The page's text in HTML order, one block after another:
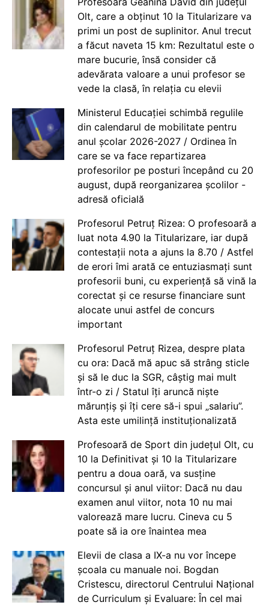
Olt, care a obținut 10 la Titularizare va
primi un post de suplinitor. Anul trecut
a făcut naveta 15 km: Rezultatul este o
mare bucurie, însă consider că
adevărata valoare a unui profesor se
vede la clasă, în relația cu elevii
Ministerul Educației schimbă regulile
din calendarul de mobilitate pentru
anul școlar 2026-2027 / Ordinea în
care se va face repartizarea
profesorilor pe posturi începând cu 20
august, după reorganizarea școlilor -
adresă oficială
Profesorul Petruț Rizea: O profesoară a
luat nota 4.90 la Titularizare, iar după
contestații nota a ajuns la 8.70 / Astfel
de erori îmi arată ce entuziasmați sunt
profesorii buni, cu experiență să vină la
corectat și ce resurse financiare sunt
alocate unui astfel de concurs
important
Profesorul Petruț Rizea, despre plata
cu ora: Dacă mă apuc să strâng sticle
și să le duc la SGR, câștig mai mult
într-o zi / Statul îți aruncă niște
mărunțiș și îți cere să-i spui „salariu”.
Asta este umilință instituționalizată
Profesoară de Sport din județul Olt, cu
10 la Definitivat și 10 la Titularizare
pentru a doua oară, va susține
concursul și anul viitor: Dacă nu dau
examen anul viitor, nota 10 nu mai
valorează mare lucru. Cineva cu 5
poate să ia ore înaintea mea
Elevii de clasa a IX-a nu vor începe
școala cu manuale noi. Bogdan
Cristescu, directorul Centrului Național
de Curriculum și Evaluare: În cel mai